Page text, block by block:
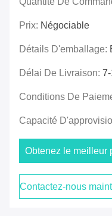
Prix: Négociable
Détails D'emballage:
Délai De Livraison:
Conditions De
Capacité
Obtenez le meilleur
Contactez-nous